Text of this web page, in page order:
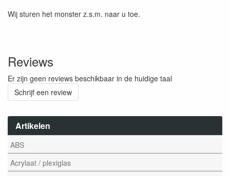
Artikelen
ABS
Acrylaat / plexiglas
Wij sturen het monster z.s.m. naar u toe.
Reviews
Er zijn geen reviews beschikbaar in de huidige taal
Schrijf een review